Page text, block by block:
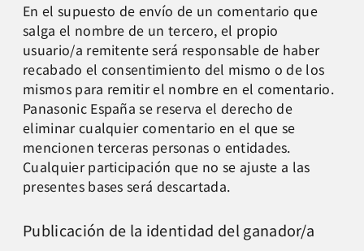
En el supuesto de envío de un comentario que
salga el nombre de un tercero, el propio
usuario/a remitente será responsable de haber
recabado el consentimiento del mismo o de los
mismos para remitir el nombre en el comentario.
Panasonic España se reserva el derecho de
eliminar cualquier comentario en el que se
mencionen terceras personas o entidades.
Cualquier participación que no se ajuste a las
presentes bases será descartada.
Publicación de la identidad del ganador/a